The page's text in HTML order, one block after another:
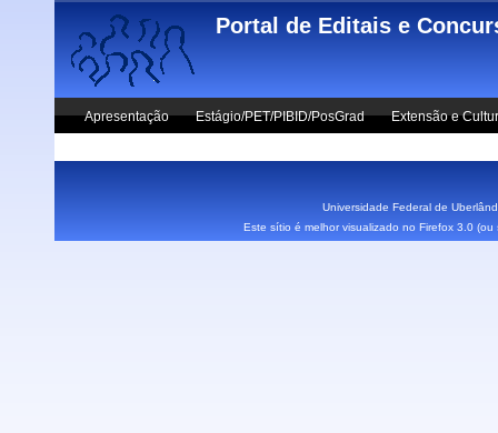
Skip to main content
Portal de Editais e
Apresentação Estágio/PET/PIBID/PosGrad Extensão e
Universidade Federal de
Este sítio é melhor visualizado no Firefox 3.0